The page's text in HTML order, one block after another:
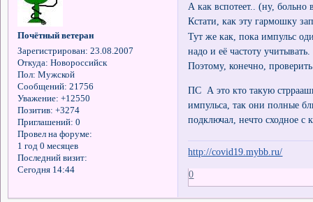
Почётный ветеран
Зарегистрирован: 23.08.2007
Откуда: Новороссийск
Пол: Мужской
Сообщений: 21756
Уважение: +12550
Позитив: +3274
Приглашений: 0
Провел на форуме:
1 год 0 месяцев
Последний визит:
Сегодня 14:44
А как вспотеет.. (ну,
Кстати, как эту гармошку
Тут же как, пока импульс
надо и её частоту
Поэтому, конечно,
ПС А это кто такую
импульса, так они полные
подключал, нечто сходное
http://covid19.mybb.ru/
0